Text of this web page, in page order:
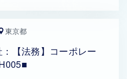
東京都
【法務】コーポレー